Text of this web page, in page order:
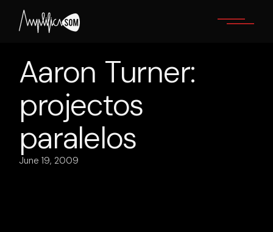
content
Aaron Turner:
projectos
paralelos
June 19, 2009